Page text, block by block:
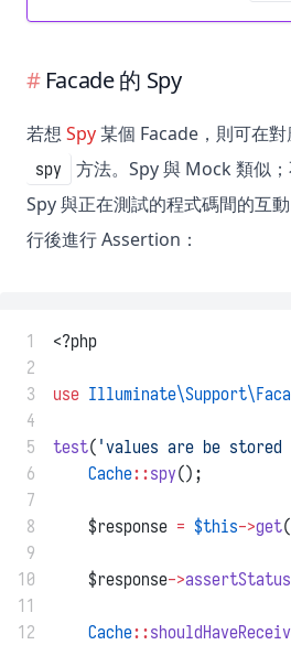
Facade 的 Spy
若想 Spy某個 Facade，則可在
spy
方法。Spy 與 Mock 類似
Spy 與正在測試的程式碼間的互
行後進行 Assertion：
1
<?php
2
3
use
4
5
test( 'values are be stored
6
Cache::spy();
7
8
    $response
= $this->get(
9
10
    $response
->assertStatus
11
12
Cache::